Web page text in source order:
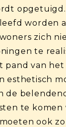
worden
zich
te
pand van
esthetisch
de
te komen
ook